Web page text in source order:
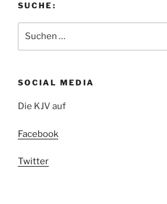
SUCHE:
nach:
SOCIAL MEDIA
Die KJV auf
Facebook
Twitter